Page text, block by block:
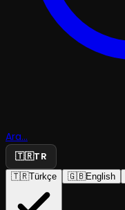
Ara...
🇹🇷TR
🇹🇷Türkçe 🇬🇧English